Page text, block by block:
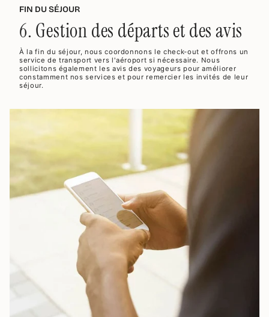
FIN DU SÉJOUR
6. Gestion des départs et des avis
À la fin du séjour, nous coordonnons le check-out et offrons un
service de transport vers l'aéroport si nécessaire. Nous
sollicitons également les avis des voyageurs pour améliorer
constamment nos services et pour remercier les invités de leur
séjour.